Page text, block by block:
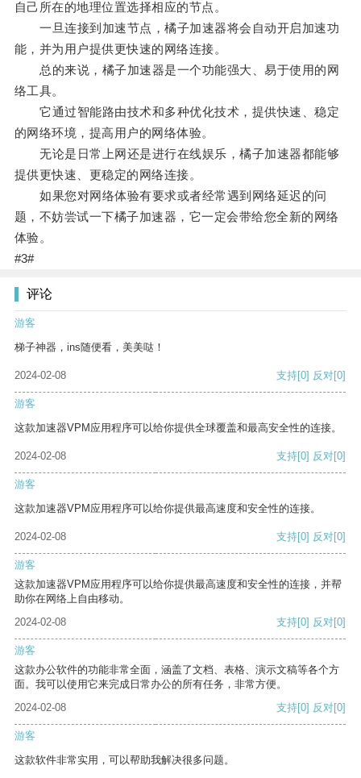
自己所在的地理位置选择相应的节点。
一旦连接到加速节点，橘子加速器将会自动开启加速功
能，并为用户提供更快速的网络连接。
总的来说，橘子加速器是一个功能强大、易于使用的网
络工具。
它通过智能路由技术和多种优化技术，提供快速、稳定
的网络环境，提高用户的网络体验。
无论是日常上网还是进行在线娱乐，橘子加速器都能够
提供更快速、更稳定的网络连接。
如果您对网络体验有要求或者经常遇到网络延迟的问
题，不妨尝试一下橘子加速器，它一定会带给您全新的网络
体验。
#3#
评论
游客
梯子神器，ins随便看，美美哒！
2024-02-08 支持[0] 反对[0]
游客
这款加速器VPM应用程序可以给你提供全球覆盖和最高安全性的连接。
2024-02-08 支持[0] 反对[0]
游客
这款加速器VPM应用程序可以给你提供最高速度和安全性的连接。
2024-02-08 支持[0] 反对[0]
游客
这款加速器VPM应用程序可以给你提供最高速度和安全性的连接，并帮
助你在网络上自由移动。
2024-02-08
支持[0] 反对[0]
游客
这款办公软件的功能非常全面，涵盖了文档、表格、演示文稿等各个方
面。我可以使用它来完成日常办公的所有任务，非常方便。
2024-02-08
支持[0] 反对[0]
游客
这款软件非常实用，可以帮助我解决很多问题。